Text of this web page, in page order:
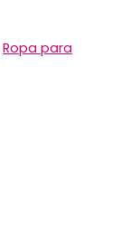
Ropa para